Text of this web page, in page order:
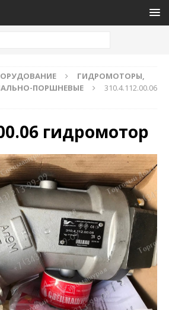
ГИДРОМОТОРЫ,
ПОРШНЕВЫЕ
310.4.112.00.06
гидромотор